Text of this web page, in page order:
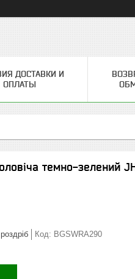
ДОСТАВКИ И
ОПЛАТЫ
темно-зелений
Код: BGSWRA290